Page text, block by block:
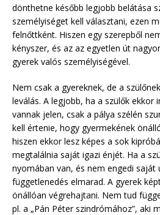
dönthetne később legjobb belátása
személyiséget kell választani, ezen
felnőttként. Hiszen egy szerepből
kényszer, és az az egyetlen út
gyerek valós személyiségével.
Nem csak a gyereknek, de a
leválás. A legjobb, ha a szülők ekkor
vannak jelen, csak a pálya szélén
kell értenie, hogy gyermekének
hiszen ekkor lesz képes a sok
megtalálnia saját igazi énjét. Ha a
nyomában van, és nem engedi saját
függetlenedés elmarad. A gyerek
önállóan végrehajtani. Nem tud
pl. a „Pán Péter szindrómához”, aki